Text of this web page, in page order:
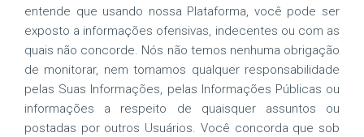
entende que usando nossa Plataforma, você pode ser
exposto a informações ofensivas, indecentes ou com as
quais não concorde. Nós não temos nenhuma obrigação
de monitorar, nem tomamos qualquer responsabilidade
pelas Suas Informações, pelas Informações Públicas ou
informações a respeito de quaisquer assuntos ou
postadas por outros Usuários. Você concorda que sob